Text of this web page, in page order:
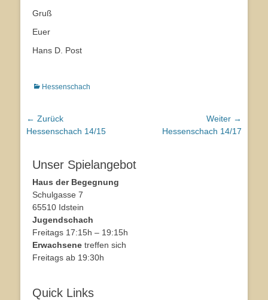
Gruß
Euer
Hans D. Post
Kategorien
Hessenschach
Beitragsnavigation
← Zurück
Vorhergehender
Hessenschach 14/15
Weiter →
NächsterHessenschach 14/17
Unser Spielangebot
Haus der Begegnung
Schulgasse 7
65510 Idstein
Jugendschach
Freitags 17:15h – 19:15h
Erwachsene treffen sich
Freitags ab 19:30h
Quick Links